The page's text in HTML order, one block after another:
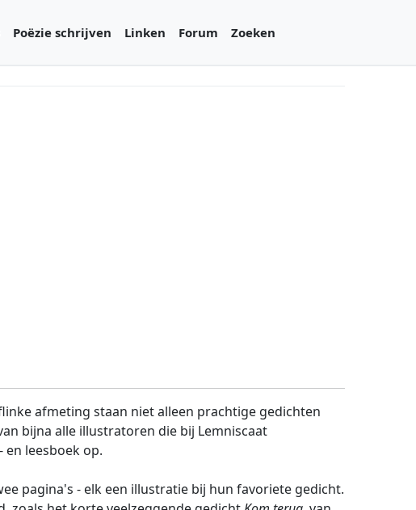
Poëzie schrijven Linken Forum Zoeken
afmeting staan niet alleen prachtige gedichten
bijna alle illustratoren die bij Lemniscaat
leesboek op.
pagina's - elk een illustratie bij hun favoriete gedicht.